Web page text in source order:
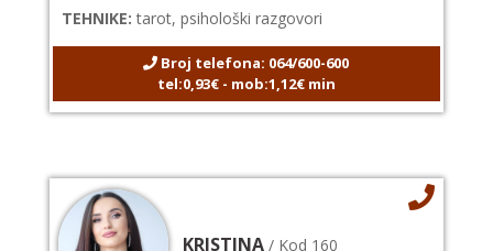
TEHNIKE: tarot, psihološki razgovori
Broj telefona: 064/600-600
tel:0,93€ - mob:1,12€ min
KRISTINA / Kod 160